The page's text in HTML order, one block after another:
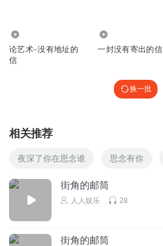
论艺术–没有地址的
信
一封没有寄出的信
换一批
相关推荐
夜深了你在思念谁 思念有你
街角的邮筒
人人娱乐 28
街角的邮筒